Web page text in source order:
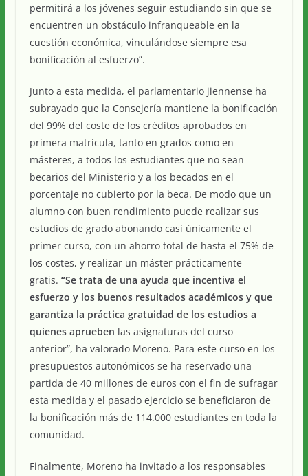
permitirá a los jóvenes seguir estudiando sin que se
encuentren un obstáculo infranqueable en la
cuestión económica, vinculándose siempre esa
bonificación al esfuerzo”.
Junto a esta medida, el parlamentario jiennense ha
subrayado que la Consejería mantiene la bonificación
del 99% del coste de los créditos aprobados en
primera matrícula, tanto en grados como en
másteres, a todos los estudiantes que no sean
becarios del Ministerio y a los becados en el
porcentaje no cubierto por la beca. De modo que un
alumno con buen rendimiento puede realizar sus
estudios de grado abonando casi únicamente el
primer curso, con un ahorro total de hasta el 75% de
los costes, y realizar un máster prácticamente
gratis. “Se trata de una ayuda que incentiva el
esfuerzo y los buenos resultados académicos y que
garantiza la práctica gratuidad de los estudios a
quienes aprueben las asignaturas del curso
anterior”, ha valorado Moreno. Para este curso en los
presupuestos autonómicos se ha reservado una
partida de 40 millones de euros con el fin de sufragar
esta medida y el pasado ejercicio se beneficiaron de
la bonificación más de 114.000 estudiantes en toda la
comunidad.
Finalmente, Moreno ha invitado a los responsables